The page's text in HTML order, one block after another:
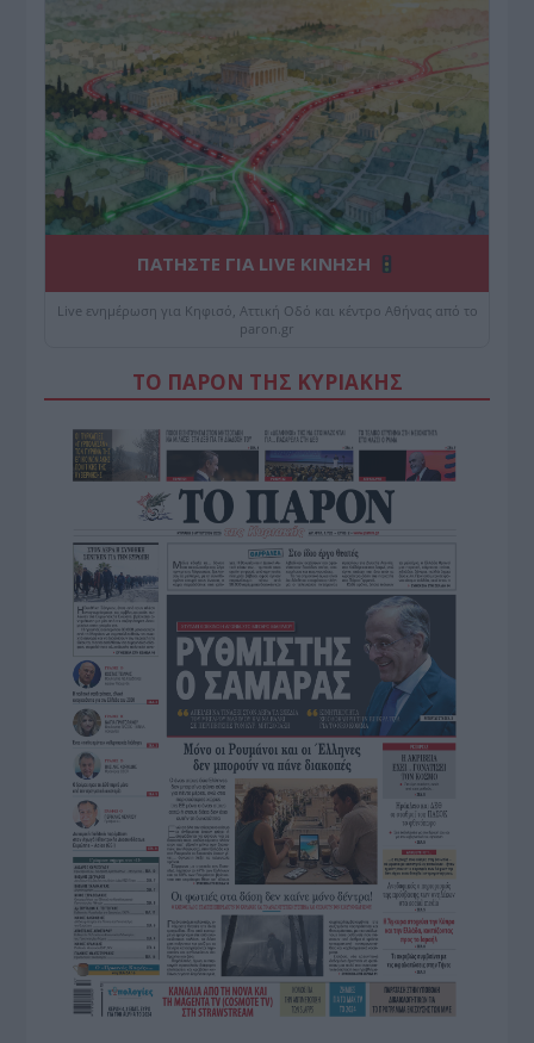
ΠΑΤΗΣΤΕ ΓΙΑ LIVE ΚΙΝΗΣΗ
Live ενημέρωση για Κηφισό, Αττική Οδό και κέντρο Αθήνας από το
paron.gr
ΤΟ ΠΑΡΟΝ ΤΗΣ ΚΥΡΙΑΚΗΣ